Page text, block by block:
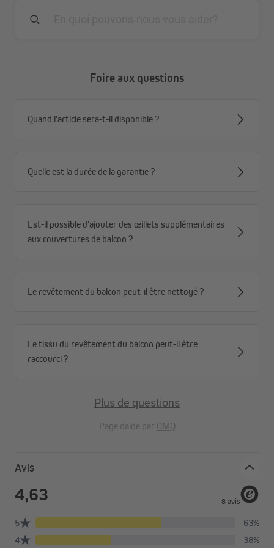
Fixation simple et flexible – utilisez la corde fournie ou
optez pour des tendeurs et colliers de serrage
Respirant, à séchage rapide et résistant à la
Foire aux questions
Quand l'article sera-t-il disponible ?
Quelle est la durée de la garantie ?
Est-il possible d'ajouter des œillets supplémentaires
aux couvertures de balcon ?
Le revêtement du balcon peut-il être nettoyé ?
Le tissu du revêtement du balcon peut-il être
raccourci ?
Plus de questions
Page daide par OMQ
Avis